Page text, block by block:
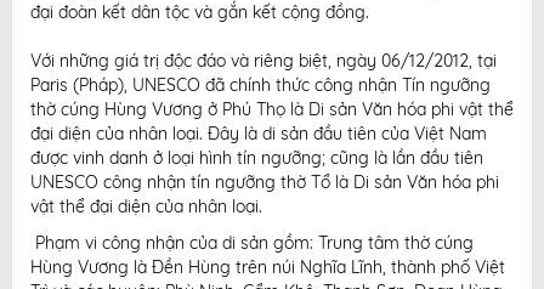
đại đoàn kết dân tộc và gắn kết cộng đồng.
Với những giá trị độc đáo và riêng biệt, ngày 06/12/2012, tại
Paris (Pháp), UNESCO đã chính thức công nhận Tín ngưỡng
thờ cúng Hùng Vương ở Phú Thọ là Di sản Văn hóa phi vật thể
đại diện của nhân loại. Đây là di sản đầu tiên của Việt Nam
được vinh danh ở loại hình tín ngưỡng; cũng là lần đầu tiên
UNESCO công nhận tín ngưỡng thờ Tổ là Di sản Văn hóa phi
vật thể đại diện của nhân loại.
Phạm vi công nhận của di sản gồm: Trung tâm thờ cúng
Hùng Vương là Đền Hùng trên núi Nghĩa Lĩnh, thành phố Việt